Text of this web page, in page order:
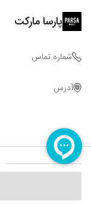
پارسا مارکت
شماره تماس
آدرس